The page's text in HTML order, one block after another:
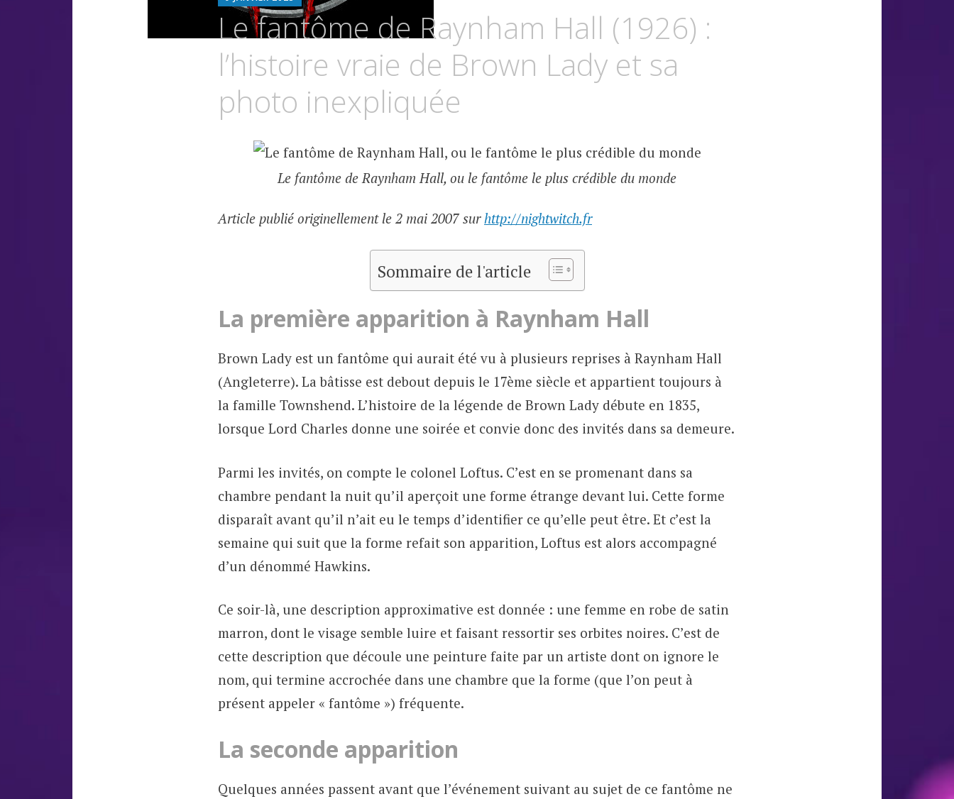
LUZ
OSCURIA
Le fantôme de Raynham Hall (1926) :
l’histoire vraie de Brown Lady et sa
photo inexpliquée
Le fantôme de Raynham Hall, ou le fantôme le plus crédible du monde
Article publié originellement le 2 mai 2007 sur http://nightwitch.fr
Sommaire de l'article
La première apparition à Raynham Hall
Brown Lady est un fantôme qui aurait été vu à plusieurs reprises à Raynham Hall
(Angleterre). La bâtisse est debout depuis le 17ème siècle et appartient toujours à
la famille Townshend. L’histoire de la légende de Brown Lady débute en 1835,
lorsque Lord Charles donne une soirée et convie donc des invités dans sa demeure.
Parmi les invités, on compte le colonel Loftus. C’est en se promenant dans sa
chambre pendant la nuit qu’il aperçoit une forme étrange devant lui. Cette forme
disparaît avant qu’il n’ait eu le temps d’identifier ce qu’elle peut être. Et c’est la
semaine qui suit que la forme refait son apparition, Loftus est alors accompagné
d’un dénommé Hawkins.
Ce soir-là, une description approximative est donnée : une femme en robe de satin
marron, dont le visage semble luire et faisant ressortir ses orbites noires. C’est de
cette description que découle une peinture faite par un artiste dont on ignore le
nom, qui termine accrochée dans une chambre que la forme (que l’on peut à
présent appeler « fantôme ») fréquente.
La seconde apparition
Quelques années passent avant que l’événement suivant au sujet de ce fantôme ne